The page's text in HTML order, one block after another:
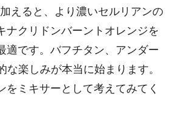
えると、より濃いセルリアンの
ナクリドンバーントオレンジを
適です。バフチタン、アンダー
楽しみが本当に始まります。
ミキサーとして考えてみてく